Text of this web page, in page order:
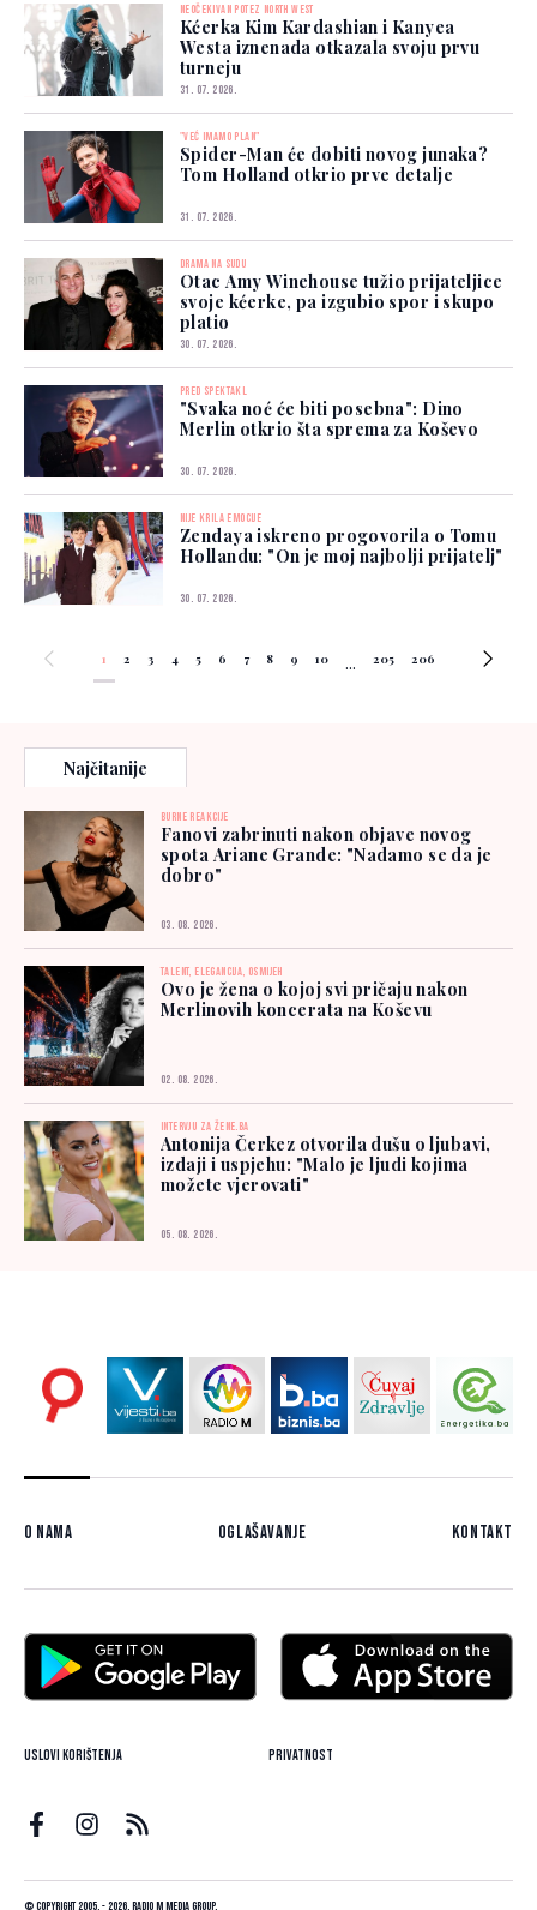
NEOČEKIVAN POTEZ NORTH WEST
Kćerka Kim Kardashian i Kanyea
Westa iznenada otkazala svoju prvu
turneju
31. 07. 2026.
"VEĆ IMAMO PLAN"
Spider-Man će dobiti novog junaka?
Tom Holland otkrio prve detalje
31. 07. 2026.
DRAMA NA SUDU
Otac Amy Winehouse tužio prijateljice
svoje kćerke, pa izgubio spor i skupo
platio
30. 07. 2026.
PRED SPEKTAKL
"Svaka noć će biti posebna": Dino
Merlin otkrio šta sprema za Koševo
30. 07. 2026.
NIJE KRILA EMOCIJE
Zendaya iskreno progovorila o Tomu
Hollandu: "On je moj najbolji prijatelj"
30. 07. 2026.
1 2 3 4 5 6 7 8 9 10 ... 205 206
Najčitanije
BURNE REAKCIJE
Fanovi zabrinuti nakon objave novog
spota Ariane Grande: "Nadamo se da je
dobro"
03. 08. 2026.
TALENT, ELEGANCIJA, OSMIJEH
Ovo je žena o kojoj svi pričaju nakon
Merlinovih koncerata na Koševu
02. 08. 2026.
INTERVJU ZA ŽENE.BA
Antonija Čerkez otvorila dušu o ljubavi,
izdaji i uspjehu: "Malo je ljudi kojima
možete vjerovati"
05. 08. 2026.
O nama Oglašavanje Kontakt
Uslovi korištenja Privatnost
© Copyright 2005. - 2026. Radio M Media Group.